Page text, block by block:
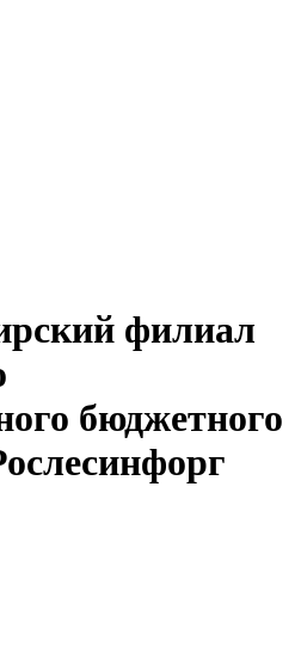
филиал
бюджетного